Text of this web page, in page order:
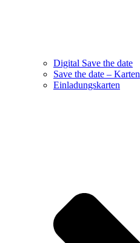
Digital Save the date
Save the date – Karten
Einladungskarten